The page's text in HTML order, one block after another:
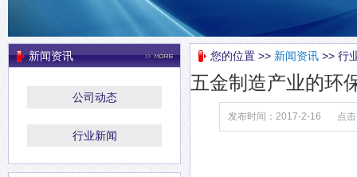
新闻资讯
公司动态
行业新闻
您的位置 >> 新闻资讯 >> 行
五金制造产业的环
发布时间：2017-2-16 点